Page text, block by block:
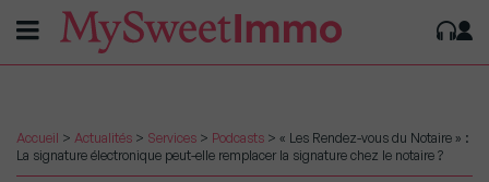
Accueil > Actualités > Services > Podcasts > « Les Rendez-vous du Notaire » :
La signature électronique peut-elle remplacer la signature chez le notaire ?